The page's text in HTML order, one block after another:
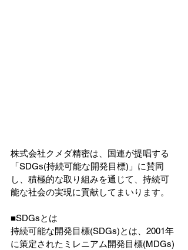
株式会社クメダ精密は、国連が提唱する
「SDGs(持続可能な開発目標)」に賛同
し、積極的な取り組みを通じて、持続可
能な社会の実現に貢献してまいります。
■SDGsとは
持続可能な開発目標(SDGs)とは、2001年
に策定されたミレニアム開発目標(MDGs)